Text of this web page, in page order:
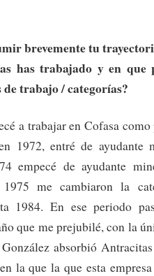
brevemente tu
has trabajado y en que
de trabajo / categorías?
a trabajar en Cofasa
1972, entré de ayudante
empecé de ayudante
me cambiaron la
1984. En ese periodo
que me prejubilé, con la
absorbió
la que la que esta